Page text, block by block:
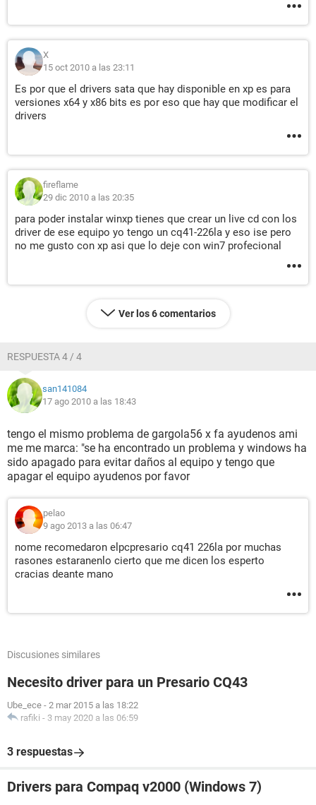
X
15 oct 2010 a las 23:11
Es por que el drivers sata que hay disponible en xp es para
versiones x64 y x86 bits es por eso que hay que modificar el
drivers
fireflame
29 dic 2010 a las 20:35
para poder instalar winxp tienes que crear un live cd con los
driver de ese equipo yo tengo un cq41-226la y eso ise pero
no me gusto con xp asi que lo deje con win7 profecional
Ver los 6 comentarios
RESPUESTA 4 / 4
san141084
17 ago 2010 a las 18:43
tengo el mismo problema de gargola56 x fa ayudenos ami
me me marca: "se ha encontrado un problema y windows ha
sido apagado para evitar daños al equipo y tengo que
apagar el equipo ayudenos por favor
pelao
9 ago 2013 a las 06:47
nome recomedaron elpcpresario cq41 226la por muchas
rasones estaranenlo cierto que me dicen los esperto
cracias deante mano
Discusiones similares
Necesito driver para un Presario CQ43
Ube_ece - 2 mar 2015 a las 18:22
rafiki - 3 may 2020 a las 06:59
3 respuestas
Drivers para Compaq v2000 (Windows 7)